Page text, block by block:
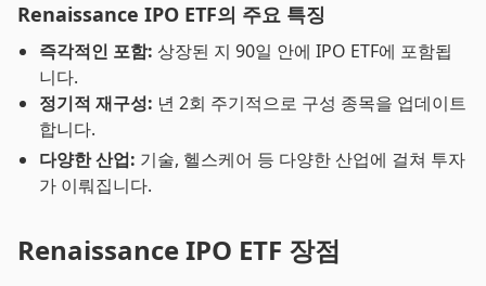
Renaissance IPO ETF의 주요 특징
즉각적인 포함: 상장된 지 90일 안에 IPO ETF에 포함됩
니다.
정기적 재구성: 년 2회 주기적으로 구성 종목을 업데이트
합니다.
다양한 산업: 기술, 헬스케어 등 다양한 산업에 걸쳐 투자
가 이뤄집니다.
Renaissance IPO ETF 장점